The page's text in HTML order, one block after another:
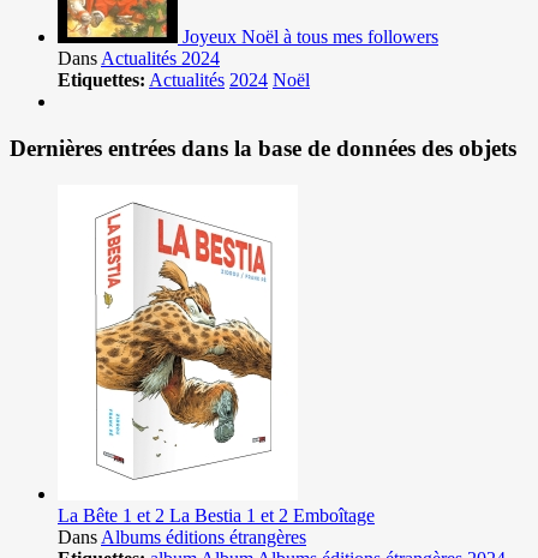
Joyeux Noël à tous mes followers
Dans Actualités 2024
Etiquettes: Actualités 2024 Noël
Dernières entrées dans la base de données des objets
La Bête 1 et 2 La Bestia 1 et 2 Emboîtage
Dans Albums éditions étrangères